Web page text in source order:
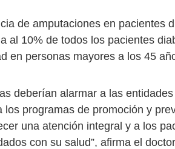
de amputaciones en pacientes
al 10% de todos los pacientes
en personas mayores a los 45
deberían alarmar a las
los programas de promoción y
una atención integral y a los
con su salud”, afirma el